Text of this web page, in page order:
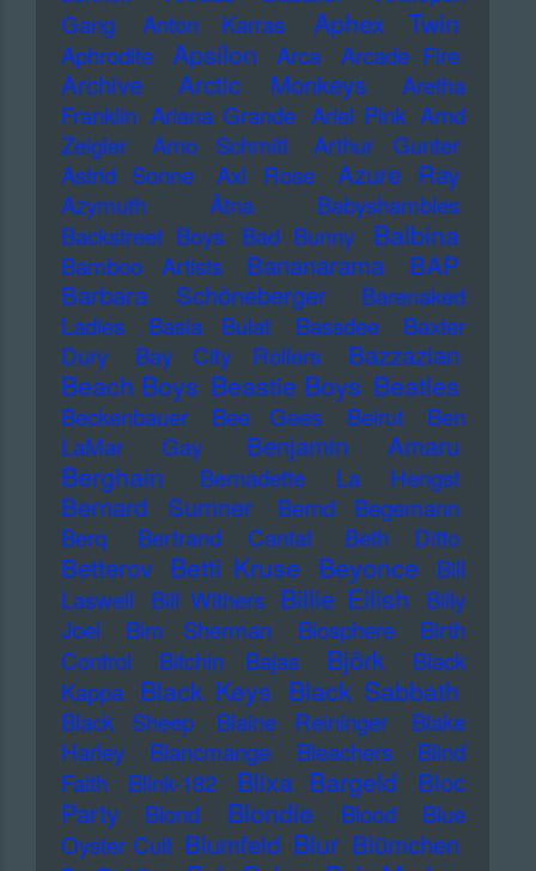
Gang
Anton Karras Aphex Twin
Aphrodite Apsilon Arca Arcade Fire
Archive Arctic Monkeys
Aretha
Franklin Ariana Grande Ariel Pink Arnd
Zeigler
Arno Schmitt
Arthur Gunter
Astrid Sonne
Axl Rose Azure Ray
Azymuth Ätna
Babyshambles
Backstreet Boys
Bad Bunny Balbina
Bamboo Artists Bananarama
BAP
Barbara Schöneberger
Barenaked
Ladies
Basia Bulat Bassdee
Baxter
Dury
Bay City Rollers Bazzazian
Beach Boys Beastie Boys Beatles
Beckenbauer Bee Gees Beirut
Ben
LaMar Gay
Benjamin Amaru
Berghain Bernadette La Hengst
Bernard Sumner
Bernd Begemann
Berq
Bertrand Cantat Beth Ditto
Betterov Betti Kruse Beyonce
Bill
Laswell
Bill Withers Billie Eilish
Billy
Joel
Bim Sherman Biosphere
Birth
Control
Bitchin Bajas Björk
Black
Kappa Black Keys Black Sabbath
Black Sheep Blaine Reininger
Blake
Harley
Blancmange Bleachers
Blind
Faith
Blink-182 Blixa Bargeld
Bloc
Party
Blond Blondie Blood
Blue
Oyster Cult Blumfeld Blur Blümchen